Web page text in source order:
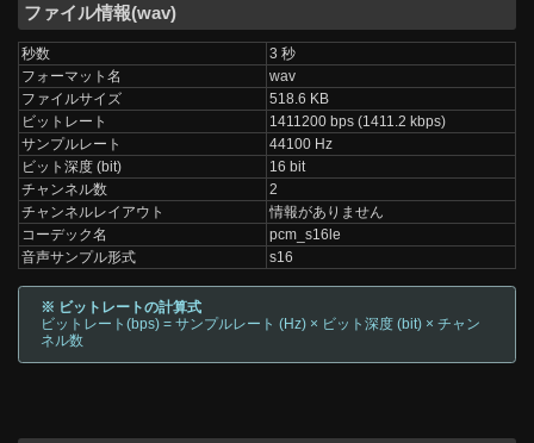
ファイル情報(wav)
秒数
3 秒
フォーマット名
wav
ファイルサイズ
518.6 KB
ビットレート
1411200 bps (1411.2 kbps)
サンプルレート
44100 Hz
ビット深度 (bit)
16 bit
チャンネル数
2
チャンネルレイアウト
情報がありません
コーデック名
pcm_s16le
音声サンプル形式
s16
※ ビットレートの計算式
ビットレート(bps) = サンプルレート (Hz) × ビット深度 (bit) × チャン
ネル数